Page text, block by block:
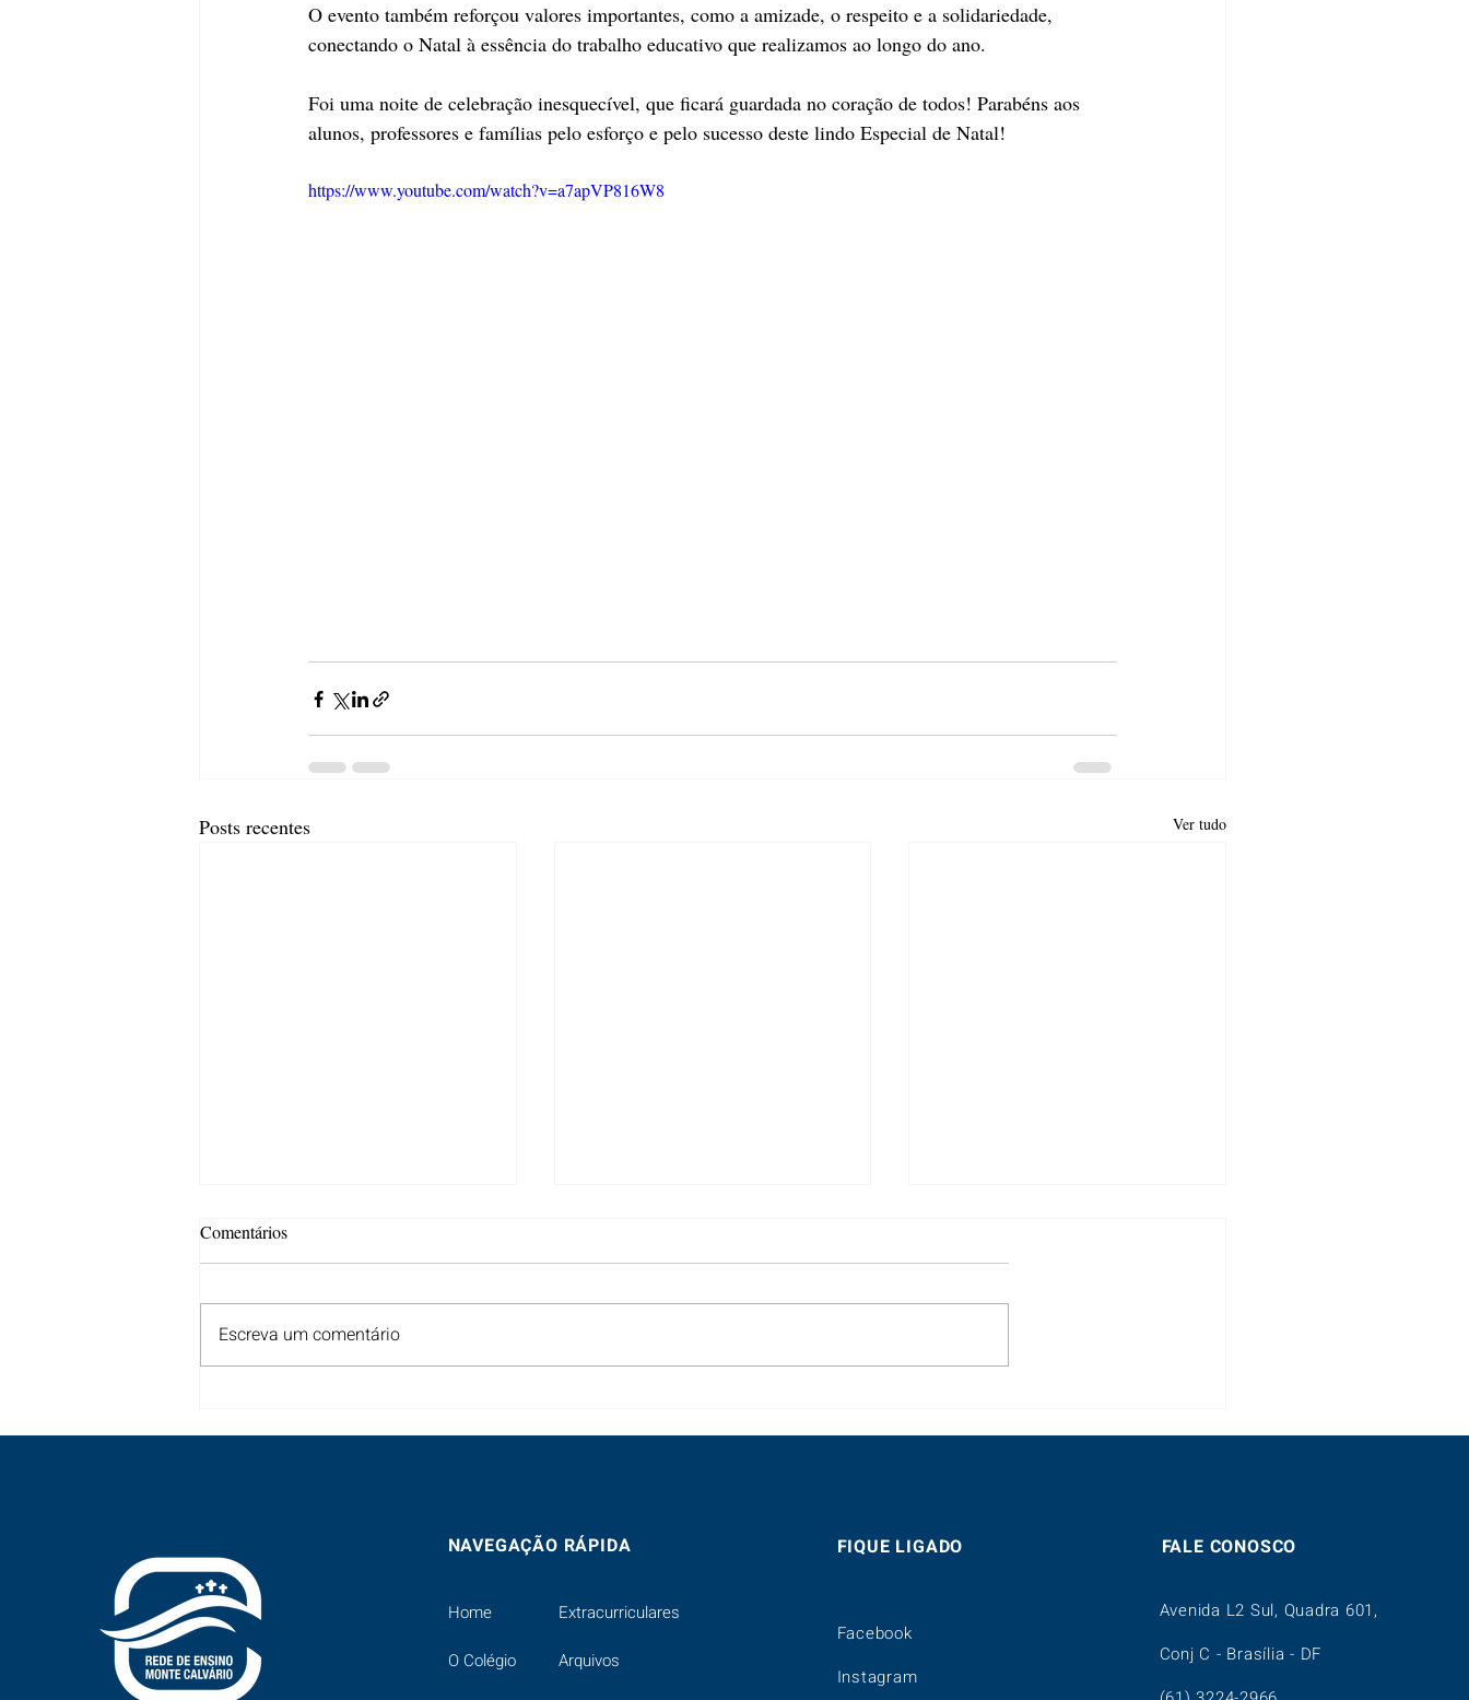
O evento também reforçou valores importantes, como a amizade, o respeito e a solidariedade,
conectando o Natal à essência do trabalho educativo que realizamos ao longo do ano.
Foi uma noite de celebração inesquecível, que ficará guardada no coração de todos! Parabéns aos
alunos, professores e famílias pelo esforço e pelo sucesso deste lindo Especial de Natal!
https://www.youtube.com/watch?v=a7apVP816W8
Posts recentes Ver tudo
65 anos - Educando para a vida!
Comentários
Escreva um comentário
NAVEGAÇÃO RÁPIDA
Home
O Colégio
Extracurriculares
Arquivos
FIQUE LIGADO
Facebook
Instagram
FALE CONOSCO
Avenida L2 Sul, Quadra 601,
Conj C - Brasília - DF